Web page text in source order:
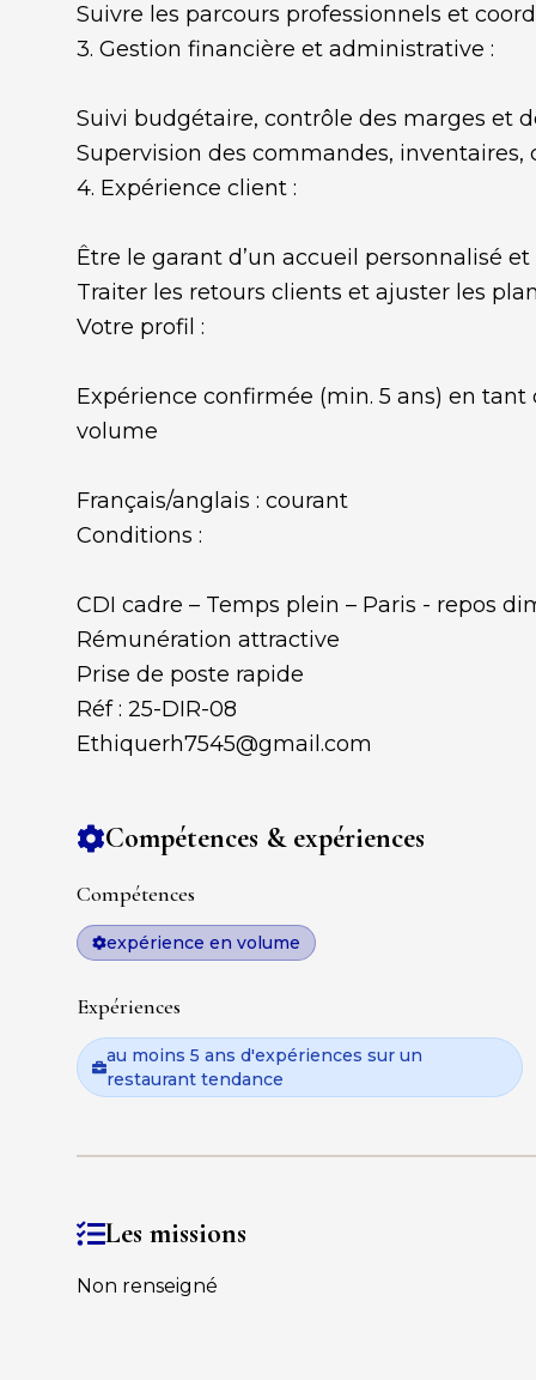
Suivre les parcours professionnels et
3. Gestion financière et administrative :
Suivi budgétaire, contrôle des marges et
Supervision des commandes, inventaires,
4. Expérience client :
Être le garant d’un accueil personnalisé
Traiter les retours clients et ajuster les
Votre profil :
Expérience confirmée (min. 5 ans) en
volume
Français/anglais : courant
Conditions :
CDI cadre – Temps plein – Paris - repos
Rémunération attractive
Prise de poste rapide
Réf : 25-DIR-08
Ethiquerh7545@gmail.com
Compétences & expériences
Compétences
expérience en volume
Expériences
au moins 5 ans d'expériences sur un
restaurant tendance
Les missions
Non renseigné